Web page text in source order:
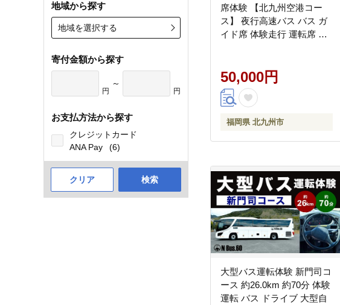
地域から探す
地域を選択する
寄付金額から探す
円
～
円
お支払方法から探す
クレジットカード
ANA Pay
(6)
クリア 検索
席体験 【北九州空港コー
ス】 夜行高速バス バス ガ
イド席 体験走行 運転席 ド
岡県 北九州市
50,000円
福岡県 北九州市
大型バス運転体験 新門司コ
ース 約26.0km 約70分 体験
運転 バス ドライブ 大型自